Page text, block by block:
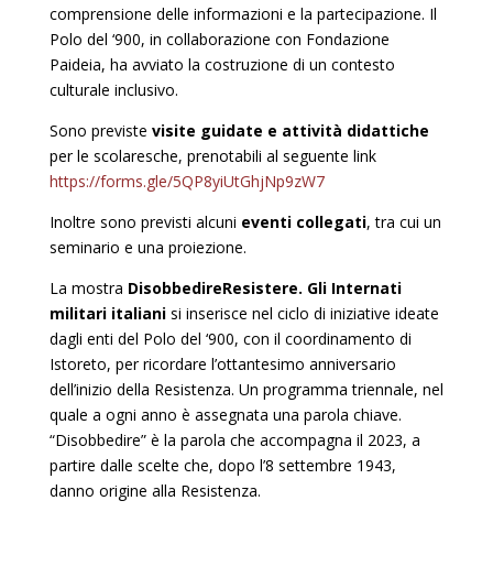
comprensione delle informazioni e la partecipazione. Il
Polo del ‘900, in collaborazione con Fondazione
Paideia, ha avviato la costruzione di un contesto
culturale inclusivo.
Sono previste visite guidate e attività didattiche
per le scolaresche, prenotabili al seguente link
https://forms.gle/5QP8yiUtGhjNp9zW7
Inoltre sono previsti alcuni eventi collegati, tra cui un
seminario e una proiezione.
La mostra DisobbedireResistere. Gli Internati
militari italianisi inserisce nel ciclo di iniziative ideate
dagli enti del Polo del ‘900, con il coordinamento di
Istoreto, per ricordare l’ottantesimo anniversario
dell’inizio della Resistenza. Un programma triennale, nel
quale a ogni anno è assegnata una parola chiave.
“Disobbedire” è la parola che accompagna il 2023, a
partire dalle scelte che, dopo l’8 settembre 1943,
danno origine alla Resistenza.